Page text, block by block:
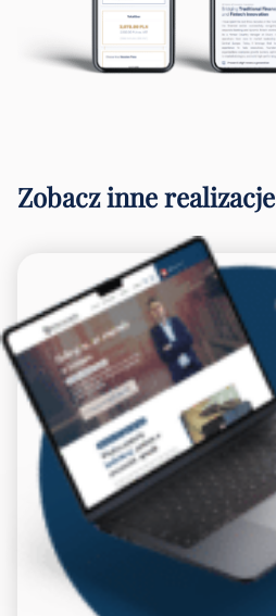
Zobacz inne realizacje